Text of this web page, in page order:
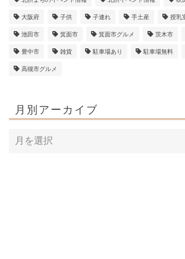
大阪府 子供 子連れ 手土産 授乳
池田市 箕面市 箕面市グルメ 茨木市
豊中市 雑貨 駐車場あり 駐車場無料
高槻市グルメ
月別アーカイブ